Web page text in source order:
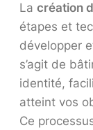
La création
étapes et
développer
s’agit de
identité,
atteint vos
Ce